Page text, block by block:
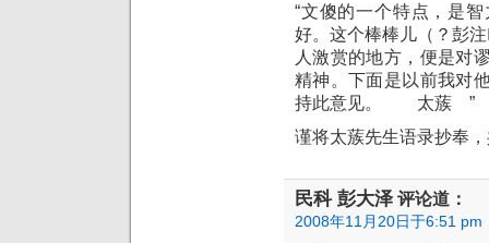
“文傻的一个特点，是
好。这个棒棒儿（？彭
人激赏的地方，便是对
精神。下面是以前我对
持此意见。 太蔟
谨将太蔟先生语录抄奉
民科 彭大泽评论道：
2008年11月20日于6:51 pm